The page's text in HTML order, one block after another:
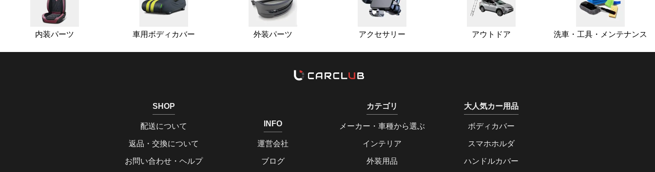
内装パーツ 車用ボディカバー 外装パーツ アクセサリー アウトドア 洗車・工具・メンテナンス
SHOP
配送について
返品・交換について
お問い合わせ・ヘルプ
INFO
運営会社
ブログ
カテゴリ
メーカー・車種から選ぶ
インテリア
外装用品
大人気カー用品
ボディカバー
スマホホルダ
ハンドルカバー